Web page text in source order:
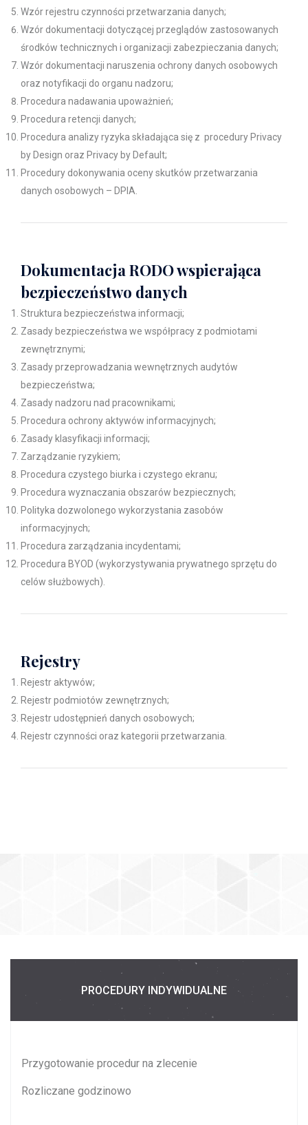
Wzór rejestru czynności przetwarzania danych;
Wzór dokumentacji dotyczącej przeglądów zastosowanych
środków technicznych i organizacji zabezpieczania danych;
Wzór dokumentacji naruszenia ochrony danych osobowych
oraz notyfikacji do organu nadzoru;
Procedura nadawania upoważnień;
Procedura retencji danych;
Procedura analizy ryzyka składająca się z procedury Privacy
by Design oraz Privacy by Default;
Procedury dokonywania oceny skutków przetwarzania
danych osobowych – DPIA.
Dokumentacja RODO wspierająca
bezpieczeństwo danych
Struktura bezpieczeństwa informacji;
Zasady bezpieczeństwa we współpracy z podmiotami
zewnętrznymi;
Zasady przeprowadzania wewnętrznych audytów
bezpieczeństwa;
Zasady nadzoru nad pracownikami;
Procedura ochrony aktywów informacyjnych;
Zasady klasyfikacji informacji;
Zarządzanie ryzykiem;
Procedura czystego biurka i czystego ekranu;
Procedura wyznaczania obszarów bezpiecznych;
Polityka dozwolonego wykorzystania zasobów
informacyjnych;
Procedura zarządzania incydentami;
Procedura BYOD (wykorzystywania prywatnego sprzętu do
celów służbowych).
Rejestry
Rejestr aktywów;
Rejestr podmiotów zewnętrznych;
Rejestr udostępnień danych osobowych;
Rejestr czynności oraz kategorii przetwarzania.
PROCEDURY INDYWIDUALNE
Przygotowanie procedur na zlecenie
Rozliczane godzinowo